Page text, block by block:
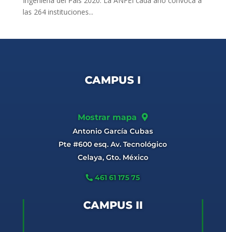
las 264 instituciones...
CAMPUS I
Mostrar mapa
Antonio García Cubas
Pte #600 esq. Av. Tecnológico
Celaya, Gto. México
461 61 175 75
CAMPUS II